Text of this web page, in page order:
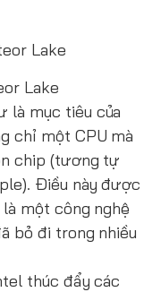
Lake
là mục tiêu của
chỉ một CPU mà
chip (tương tự
Điều này được
một công nghệ
bỏ đi trong nhiều
thúc đẩy các